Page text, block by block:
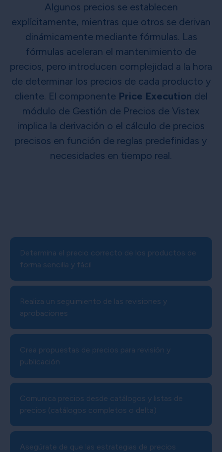
Algunos precios se establecen
explícitamente, mientras que otros se derivan
dinámicamente mediante fórmulas. Las
fórmulas aceleran el mantenimiento de
precios, pero introducen complejidad a la hora
de determinar los precios de cada producto y
cliente. El componente Price Execution del
módulo de Gestión de Precios de Vistex
implica la derivación o el cálculo de precios
precisos en función de reglas predefinidas y
necesidades en tiempo real.
Determina el precio correcto de los productos de
forma sencilla y fácil
Realiza un seguimiento de las revisiones y
aprobaciones
Crea propuestas de precios para revisión y
publicación
Comunica precios desde catálogos y listas de
precios (catálogos completos o delta)
Asegúrate de que las estrategias de precios